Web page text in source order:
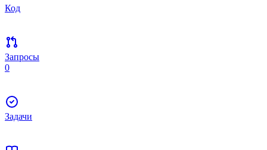
Код
Запросы
0
Задачи